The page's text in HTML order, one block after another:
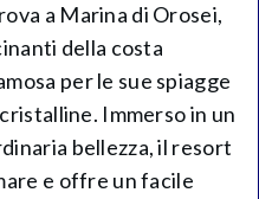
a Marina di Orosei,
della costa
per le sue spiagge
Immerso in un
bellezza, il resort
e offre un facile